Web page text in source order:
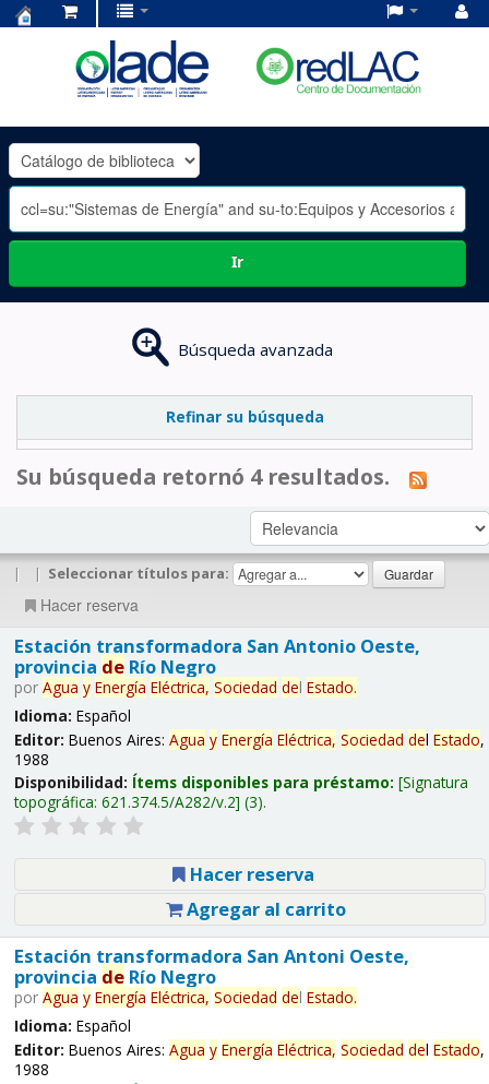
OLADE
-
Ir
Búsqueda avanzada
Refinar su búsqueda
Su búsqueda retornó 4 resultados.
| | Seleccionar títulos para:
Hacer reserva
Estación transformadora San Antonio Oeste,
provincia deRío Negro
por Agua y Energía Eléctrica, Sociedad del Estado.
Idioma: Español
Editor: Buenos Aires: Agua y Energía Eléctrica, Sociedad del Estado,
1988
Disponibilidad: Ítems disponibles para préstamo: Signatura
topográfica: 621.374.5/A282/v.2 (3).
Hacer reserva
Agregar al carrito
Estación transformadora San Antoni Oeste,
provincia deRío Negro
por Agua y Energía Eléctrica, Sociedad del Estado.
Idioma: Español
Editor: Buenos Aires: Agua y Energía Eléctrica, Sociedad del Estado,
1988